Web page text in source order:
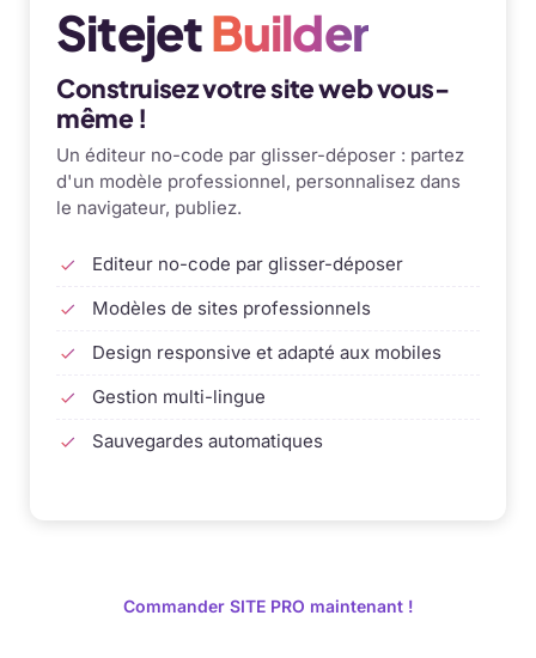
SitejetBuilder
Construisez votre site web vous-
même !
Un éditeur no-code par glisser-déposer : partez
d'un modèle professionnel, personnalisez dans
le navigateur, publiez.
Editeur no-code par glisser-déposer
Modèles de sites professionnels
Design responsive et adapté aux mobiles
Gestion multi-lingue
Sauvegardes automatiques
Commander SITE PRO maintenant !